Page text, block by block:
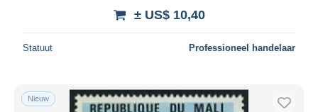
± US$ 10,40
Statuut Professioneel handelaar
Nieuw